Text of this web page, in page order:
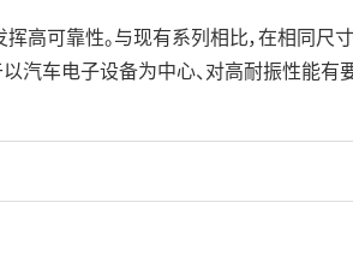
高可靠性。与现有系列相比，在相同尺
汽车电子设备为中心、对高耐振性能有